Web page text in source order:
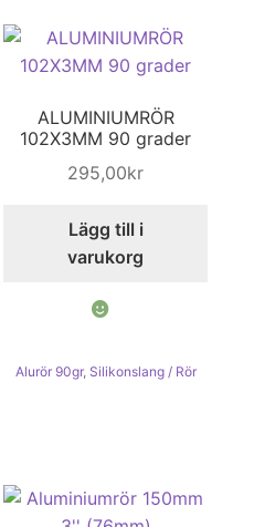
ALUMINIUMRÖR
102X3MM 90 grader
295,00kr
Lägg till i
varukorg
Alurör 90gr, Silikonslang / Rör